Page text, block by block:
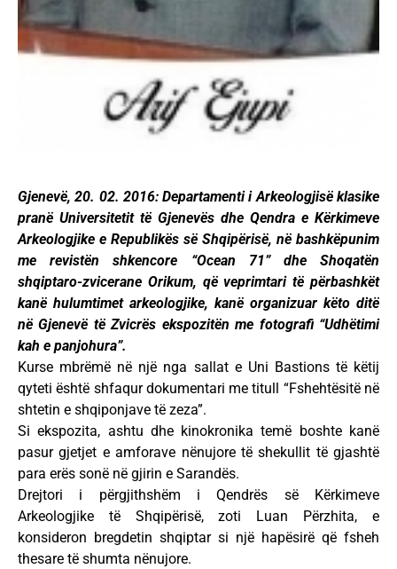
Gjenevë, 20. 02. 2016: Departamenti i Arkeologjisë klasike
pranë Universitetit të Gjenevës dhe Qendra e Kërkimeve
Arkeologjike e Republikës së Shqipërisë, në bashkëpunim
me revistën shkencore “Ocean 71” dhe Shoqatën
shqiptaro-zvicerane Orikum, që veprimtari të përbashkët
kanë hulumtimet arkeologjike, kanë organizuar këto ditë
në Gjenevë të Zvicrës ekspozitën me fotografi “Udhëtimi
kah e panjohura”.
Kurse mbrëmë në një nga sallat e Uni Bastions të këtij
qyteti është shfaqur dokumentari me titull “Fshehtësitë në
shtetin e shqiponjave të zeza”.
Si ekspozita, ashtu dhe kinokronika temë boshte kanë
pasur gjetjet e amforave nënujore të shekullit të gjashtë
para erës sonë në gjirin e Sarandës.
Drejtori i përgjithshëm i Qendrës së Kërkimeve
Arkeologjike të Shqipërisë, zoti Luan Përzhita, e
konsideron bregdetin shqiptar si një hapësirë që fsheh
thesare të shumta nënujore.